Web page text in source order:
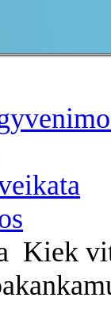
Kiek